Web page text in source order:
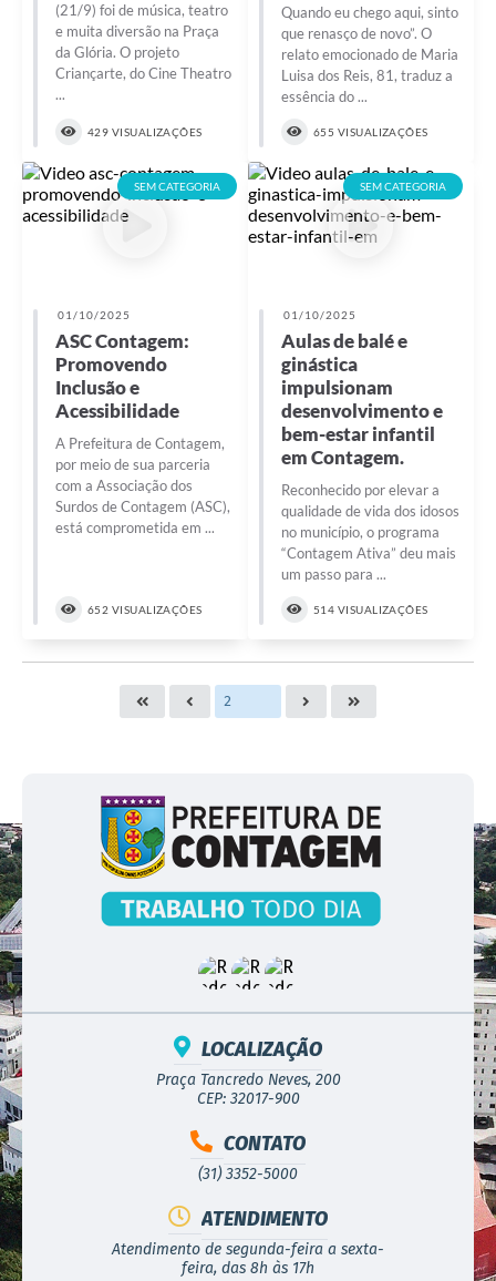
(21/9) foi de música, teatro
e muita diversão na Praça
da Glória. O projeto
Criançarte, do Cine Theatro
...
429 VISUALIZAÇÕES
Quando eu chego aqui, sinto
que renasço de novo”. O
relato emocionado de Maria
Luisa dos Reis, 81, traduz a
essência do ...
655 VISUALIZAÇÕES
SEM CATEGORIA
01/10/2025
ASC Contagem:
Promovendo
Inclusão e
Acessibilidade
A Prefeitura de Contagem,
por meio de sua parceria
com a Associação dos
Surdos de Contagem (ASC),
está comprometida em ...
652 VISUALIZAÇÕES
SEM CATEGORIA
01/10/2025
Aulas de balé e
ginástica
impulsionam
desenvolvimento e
bem-estar infantil
em Contagem.
Reconhecido por elevar a
qualidade de vida dos idosos
no município, o programa
“Contagem Ativa” deu mais
um passo para ...
514 VISUALIZAÇÕES
LOCALIZAÇÃO
Praça Tancredo Neves, 200
CEP: 32017-900
CONTATO
(31) 3352-5000
ATENDIMENTO
Atendimento de segunda-feira a sexta-
feira, das 8h às 17h